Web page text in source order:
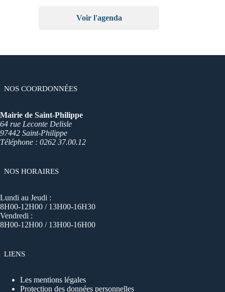
Voir l'agenda
NOS COORDONNÉES
Mairie de Saint-Philippe
64 rue Leconte Delisle
97442 Saint-Philippe
Téléphone : 0262 37.00.12
NOS HORAIRES
Lundi au Jeudi :
8H00-12H00 / 13H00-16H30
Vendredi :
8H00-12H00 / 13H00-16H00
LIENS
Les mentions légales
Protection des données personnelles